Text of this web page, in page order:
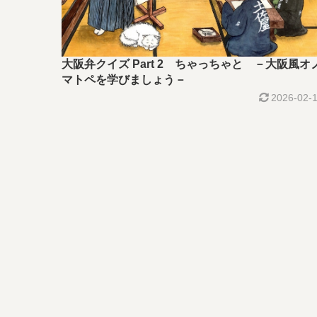
大阪弁クイズ Part 2 ちゃっちゃと －大阪風オ
マトペを学びましょう－
2026-02-